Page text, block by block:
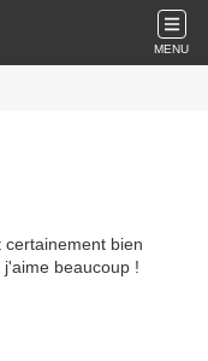
MENU
bien
beaucoup !